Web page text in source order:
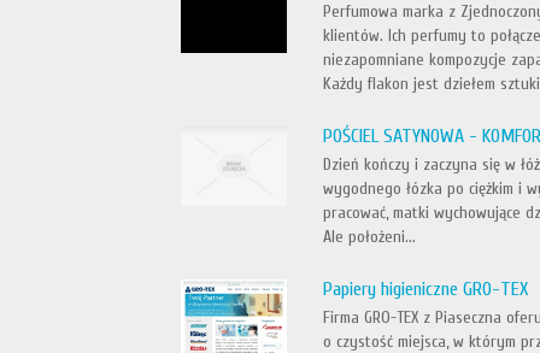
Perfumowa marka z
klientów. Ich perfumy to
niezapomniane kompozycje
Każdy flakon jest dziełem
POŚCIEL SATYNOWA -
Dzień kończy i zaczyna się w
wygodnego łózka po ciężkim i
pracować, matki wychowujące
Ale położeni...
Papiery higieniczne GRO-TEX
Firma GRO-TEX z Piaseczna
o czystość miejsca, w którym